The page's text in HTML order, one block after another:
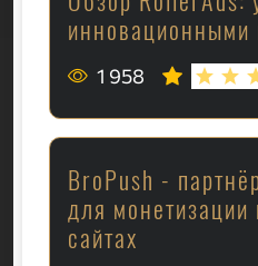
инновационными
1 958
BroPush -
для монетизации
сайтах